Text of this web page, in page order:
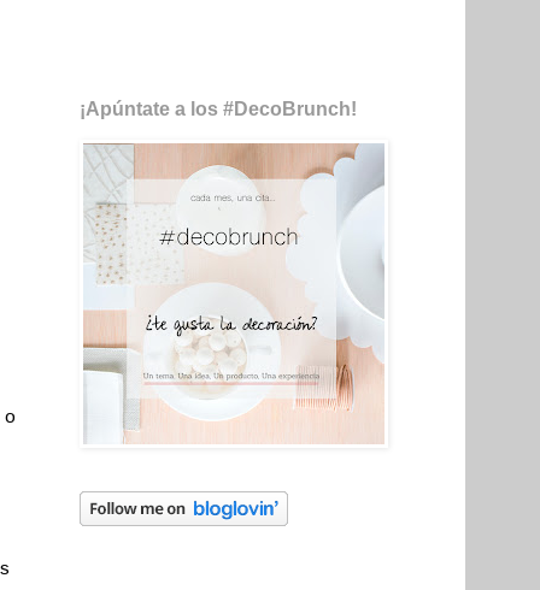
¡Apúntate a los #DecoBrunch!